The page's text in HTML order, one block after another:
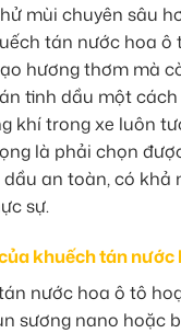
mùi chuyên sâu
tán nước hoa ô
hương thơm mà
tinh dầu một cách
khí trong xe luôn
là phải chọn
an toàn, có khả
sự.
khuếch tán nước
nước hoa ô tô
sương nano hoặc